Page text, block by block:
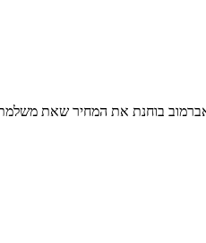
אברמוב בוחנת את המחיר שאת